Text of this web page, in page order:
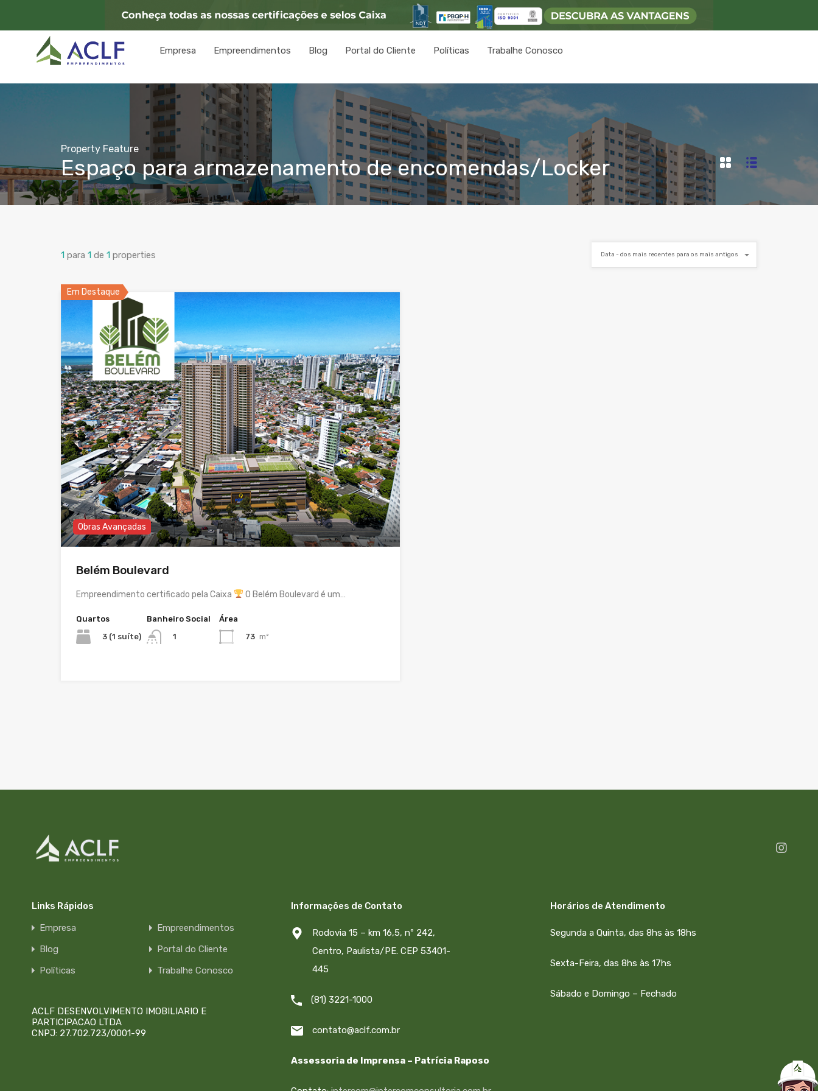
Empresa Empreendimentos Blog Portal do Cliente Políticas Trabalhe Conosco
Property Feature
Espaço para armazenamento de encomendas/Locker
1 para 1 de 1 properties Data - dos mais recentes para os mais antigos
Em Destaque
Obras Avançadas
Belém Boulevard
Empreendimento certificado pela Caixa O Belém Boulevard é um…
Quartos
3 (1 suíte)
Banheiro Social
1
Área
73 m²
Links Rápidos
Empresa
Empreendimentos
Blog
Portal do Cliente
Políticas
Trabalhe Conosco
ACLF DESENVOLVIMENTO IMOBILIARIO E
PARTICIPACAO LTDA
CNPJ: 27.702.723/0001-99
Informações de Contato
Rodovia 15 – km 16,5, nº 242,
Centro, Paulista/PE. CEP 53401-
445
(81) 3221-1000
contato@aclf.com.br
Assessoria de Imprensa – Patrícia Raposo
Horários de Atendimento
Segunda a Quinta, das 8hs às 18hs
Sexta-Feira, das 8hs às 17hs
Sábado e Domingo – Fechado